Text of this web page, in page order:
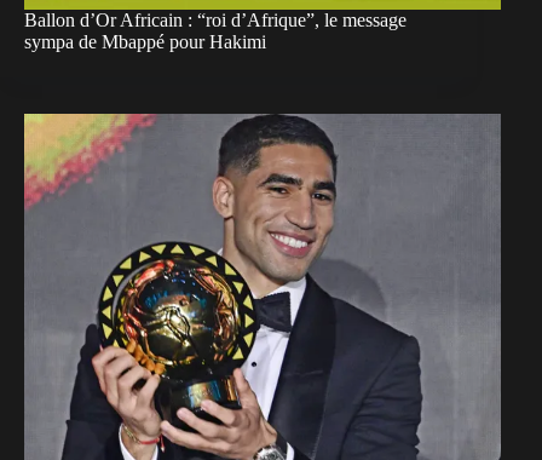
Ballon d’Or Africain : “roi d’Afrique”, le message
sympa de Mbappé pour Hakimi